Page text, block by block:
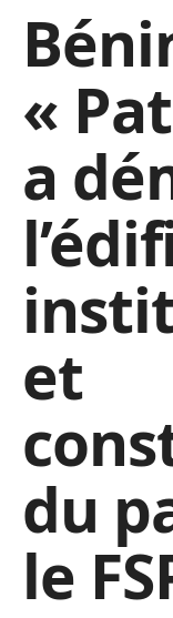
«
a
et
du
le